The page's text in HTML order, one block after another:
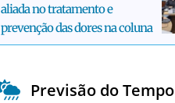
aliada no tratamento e
prevenção das dores na coluna
Previsão do Tempo